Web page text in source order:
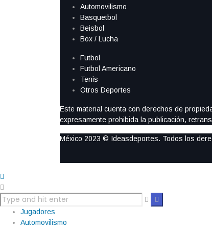
Automovilismo
Basquetbol
Beisbol
Box / Lucha
Futbol
Futbol Americano
Tenis
Otros Deportes
Este material cuenta con derechos de
expresamente prohibida la publicación,
México 2023 © Ideasdeportes. Todos los
Jugadores
Automovilismo